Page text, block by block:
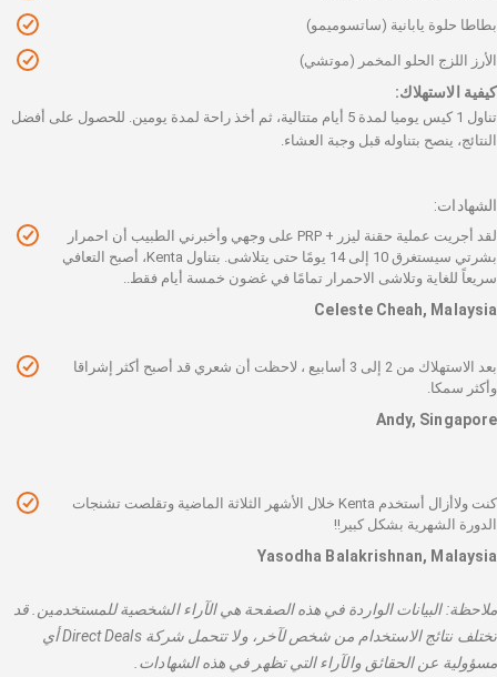
بطاطا حلوة يابانية (ساتسوميمو)
الأرز اللزج الحلو المخمر (موتشي)
كيفية الاستهلاك:
تناول 1 كيس يوميا لمدة 5 أيام متتالية، ثم أخذ راحة لمدة يومين. للحصول على أفضل
النتائج، ينصح بتناوله قبل وجبة العشاء.
الشهادات:
لقد أجريت عملية حقنة ليزر + PRP على وجهي وأخبرني الطبيب أن احمرار
بشرتي سيستغرق 10 إلى 14 يومًا حتى يتلاشى. بتناول Kenta، أصبح التعافي
سريعاً للغاية وتلاشى الاحمرار تمامًا في غضون خمسة أيام فقط..
Celeste Cheah, Malaysia
بعد الاستهلاك من 2 إلى 3 أسابيع ، لاحظت أن شعري قد أصبح أكثر إشراقا
وأكثر سمكا.
Andy, Singapore
كنت ولاأزال أستخدم Kenta خلال الأشهر الثلاثة الماضية وتقلصت تشنجات
الدورة الشهرية بشكل كبير!!
Yasodha Balakrishnan, Malaysia
ملاحظة: البيانات الواردة في هذه الصفحة هي الآراء الشخصية للمستخدمين. قد
تختلف نتائج الاستخدام من شخص لآخر، ولا تتحمل شركة Direct Deals أي
مسؤولية عن الحقائق والآراء التي تظهر في هذه الشهادات.